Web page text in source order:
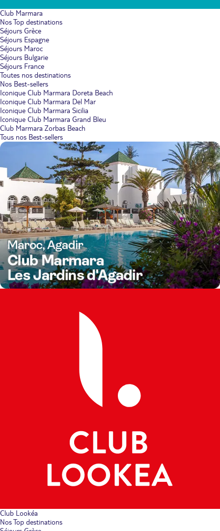
Club Marmara
Nos Top destinations
Séjours Grèce
Séjours Espagne
Séjours Maroc
Séjours Bulgarie
Séjours France
Toutes nos destinations
Nos Best-sellers
Iconique Club Marmara Doreta Beach
Iconique Club Marmara Del Mar
Iconique Club Marmara Sicilia
Iconique Club Marmara Grand Bleu
Club Marmara Zorbas Beach
Tous nos Best-sellers
Club Lookéa
Nos Top destinations